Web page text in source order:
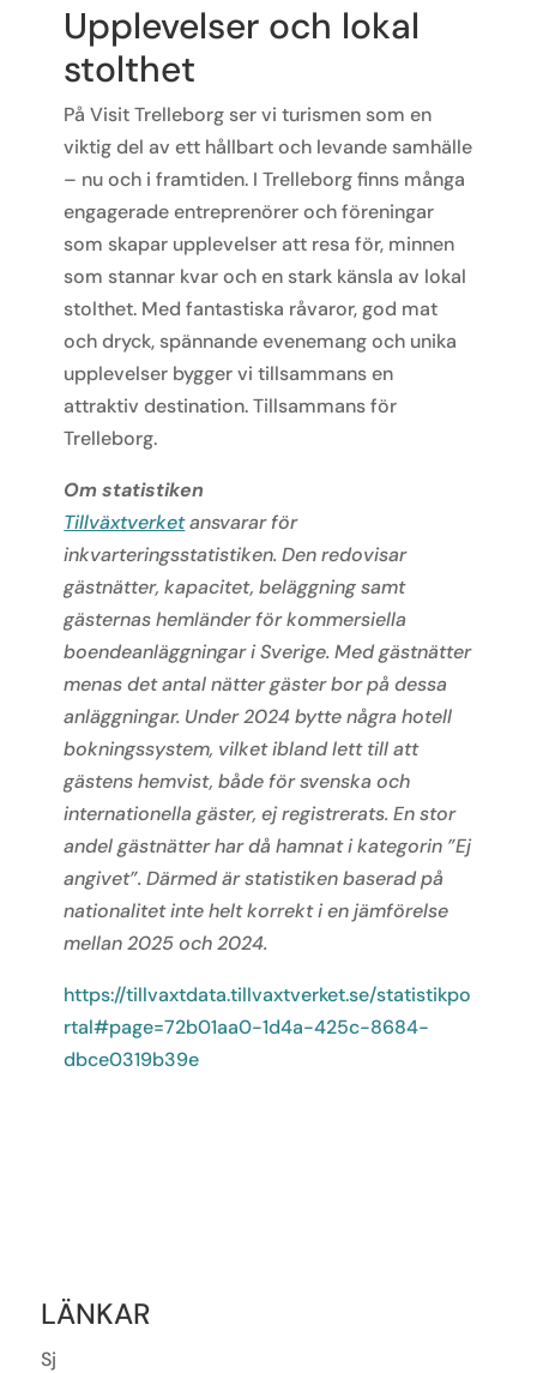
Upplevelser och lokal
stolthet
På Visit Trelleborg ser vi turismen som en
viktig del av ett hållbart och levande samhälle
– nu och i framtiden. I Trelleborg finns många
engagerade entreprenörer och föreningar
som skapar upplevelser att resa för, minnen
som stannar kvar och en stark känsla av lokal
stolthet. Med fantastiska råvaror, god mat
och dryck, spännande evenemang och unika
upplevelser bygger vi tillsammans en
attraktiv destination. Tillsammans för
Trelleborg.
Om statistiken
Tillväxtverketansvarar för
inkvarteringsstatistiken. Den redovisar
gästnätter, kapacitet, beläggning samt
gästernas hemländer för kommersiella
boendeanläggningar i Sverige. Med gästnätter
menas det antal nätter gäster bor på dessa
anläggningar. Under 2024 bytte några hotell
bokningssystem, vilket ibland lett till att
gästens hemvist, både för svenska och
internationella gäster, ej registrerats. En stor
andel gästnätter har då hamnat i kategorin ”Ej
angivet”. Därmed är statistiken baserad på
nationalitet inte helt korrekt i en jämförelse
mellan 2025 och 2024.
https://tillvaxtdata.tillvaxtverket.se/statistikpo
rtal#page=72b01aa0-1d4a-425c-8684-
dbce0319b39e
LÄNKAR
Sj